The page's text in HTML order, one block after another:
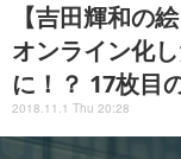
【吉田輝和の
オンライン化
に！？ 17枚目
2018.11.1 Thu 20:28